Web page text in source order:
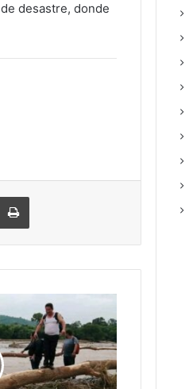
desastre, donde
por correo electrónicoImprimir